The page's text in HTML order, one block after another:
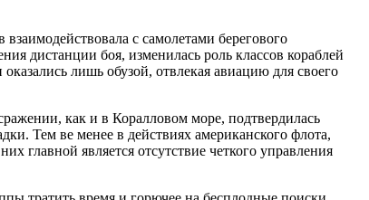
с самолетами берегового
дистанции боя, изменилась роль классов кораблей
лишь обузой, отвлекая авиацию для своего
как и в Коралловом море, подтвердилась
Тем ве менее в действиях американского флота,
главной является отсутствие четкого управления